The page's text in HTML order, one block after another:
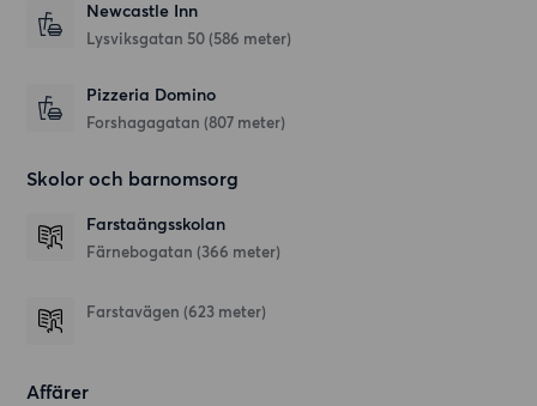
Newcastle Inn
Lysviksgatan 50 (586 meter)
Pizzeria Domino
Forshagagatan (807 meter)
Skolor och barnomsorg
Farstaängsskolan
Färnebogatan (366 meter)
Farstavägen (623 meter)
Affärer